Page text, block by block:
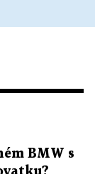
BMW s